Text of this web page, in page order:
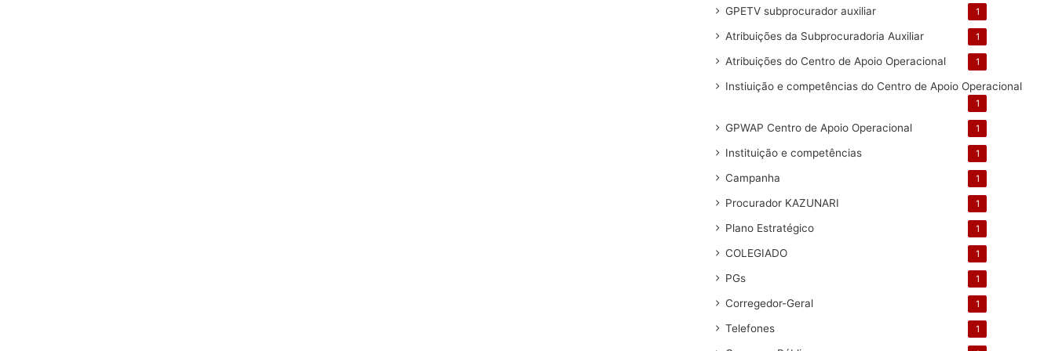
GPETV subprocurador auxiliar 1
Atribuições da Subprocuradoria Auxiliar 1
Atribuições do Centro de Apoio Operacional 1
Instiuição e competências do Centro de Apoio Operacional
1
GPWAP Centro de Apoio Operacional 1
Instituição e competências 1
Campanha 1
Procurador KAZUNARI 1
Plano Estratégico 1
COLEGIADO 1
PGs 1
Corregedor-Geral 1
Telefones 1